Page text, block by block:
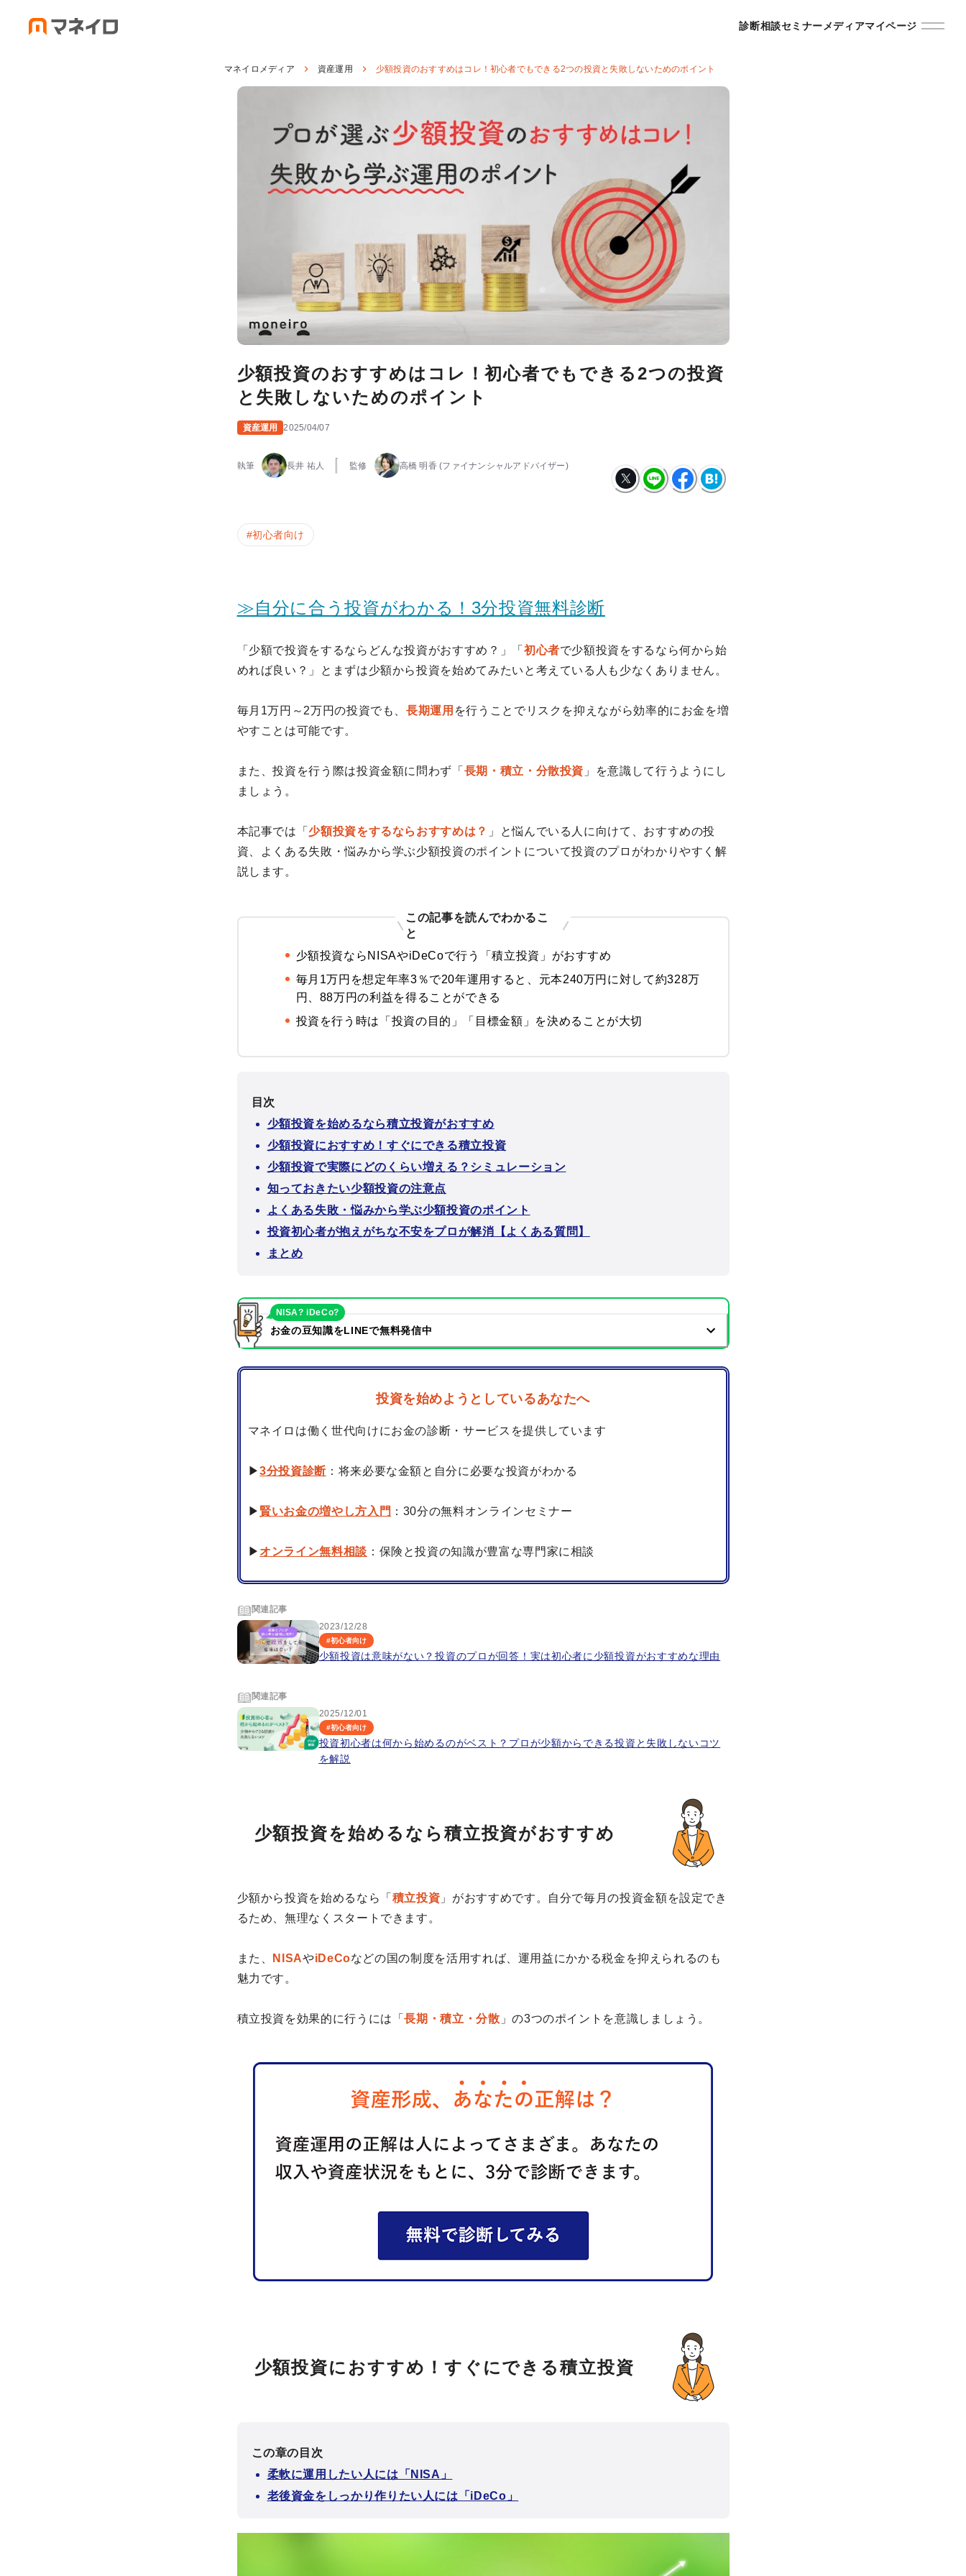
診断相談セミナーメディアマイページ
マネイロメディア 資産運用 少額投資のおすすめはコレ！初心者でもできる2つの投資と失敗しないためのポイント
少額投資のおすすめはコレ！初心者でもできる2つの投資
と失敗しないためのポイント
資産運用 2025/04/07
執筆 長井 祐人 監修 高橋 明香(ファイナンシャルアドバイザー)
#初心者向け
≫自分に合う投資がわかる！3分投資無料診断
「少額で投資をするならどんな投資がおすすめ？」「 初心者で少額投資をするなら何から始
めれば良い？」とまずは少額から投資を始めてみたいと考えている人も少なくありません。
毎月1万円～2万円の投資でも、長期運用 を行うことでリスクを抑えながら効率的にお金を増
やすことは可能です。
また、投資を行う際は投資金額に問わず「 長期・積立・分散投資 」を意識して行うようにし
ましょう。
本記事では「 少額投資をするならおすすめは？ 」と悩んでいる人に向けて、おすすめの投
資、よくある失敗・悩みから学ぶ少額投資のポイントについて投資のプロがわかりやすく解
説します。
この記事を読んでわかるこ
と
少額投資ならNISAやiDeCoで行う「積立投資」がおすすめ
毎月1万円を想定年率3％で20年運用すると、元本240万円に対して約328万
円、88万円の利益を得ることができる
投資を行う時は「投資の目的」「目標金額」を決めることが大切
目次
少額投資を始めるなら積立投資がおすすめ
少額投資におすすめ！すぐにできる積立投資
少額投資で実際にどのくらい増える？シミュレーション
知っておきたい少額投資の注意点
よくある失敗・悩みから学ぶ少額投資のポイント
投資初心者が抱えがちな不安をプロが解消【よくある質問】
まとめ
お金の豆知識をLINEで無料発信中
NISA? iDeCo?
投資を始めようとしているあなたへ
マネイロは働く世代向けにお金の診断・サービスを提供しています
▶3分投資診断：将来必要な金額と自分に必要な投資がわかる
▶ 賢いお金の増やし方入門 ：30分の無料オンラインセミナー
▶ オンライン無料相談 ：保険と投資の知識が豊富な専門家に相談
関連記事
2023/12/28
#初心者向け
少額投資は意味がない？投資のプロが回答！実は初心者に少額投資がおすすめな理由
関連記事
2025/12/01
#初心者向け
投資初心者は何から始めるのがベスト？プロが少額からできる投資と失敗しないコツ
を解説
少額投資を始めるなら積立投資がおすすめ
少額から投資を始めるなら「 積立投資 」がおすすめです。自分で毎月の投資金額を設定でき
るため、無理なくスタートできます。
また、 NISAやiDeCoなどの国の制度を活用すれば、運用益にかかる税金を抑えられるのも
魅力です。
積立投資を効果的に行うには「長期・積立・分散 」の3つのポイントを意識しましょう。
少額投資におすすめ！すぐにできる積立投資
この章の目次
柔軟に運用したい人には「NISA」
老後資金をしっかり作りたい人には「iDeCo」